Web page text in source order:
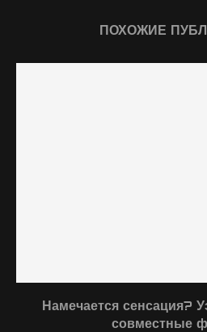
ПОХОЖИЕ
Намечается сенсация?
совместные